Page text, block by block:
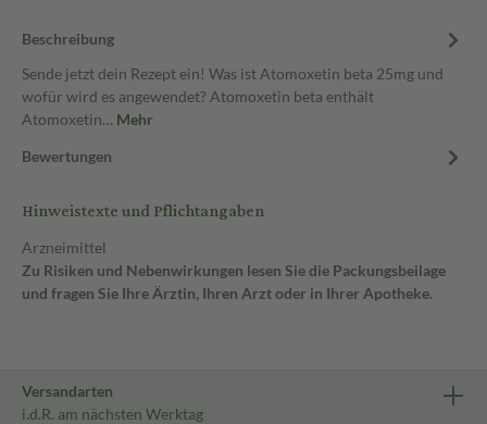
Beschreibung
Sende jetzt dein Rezept ein! Was ist Atomoxetin beta 25mg und
wofür wird es angewendet? Atomoxetin beta enthält
Atomoxetin… Mehr
Bewertungen
Hinweistexte und Pflichtangaben
Arzneimittel
Zu Risiken und Nebenwirkungen lesen Sie die Packungsbeilage
und fragen Sie Ihre Ärztin, Ihren Arzt oder in Ihrer Apotheke.
Versandarten
i.d.R. am nächsten Werktag